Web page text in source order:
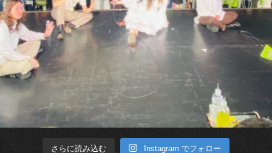
さらに読み込む Instagram でフォロー